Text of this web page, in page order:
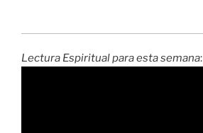
Lectura Espiritual para esta semana: